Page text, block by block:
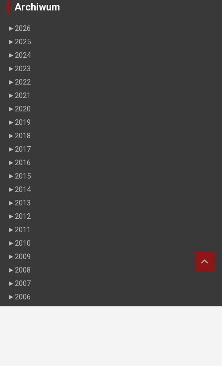
Archiwum
►2026
►2025
►2024
►2023
►2022
►2021
►2020
►2019
►2018
►2017
►2016
►2015
►2014
►2013
►2012
►2011
►2010
►2009
►2008
►2007
►2006